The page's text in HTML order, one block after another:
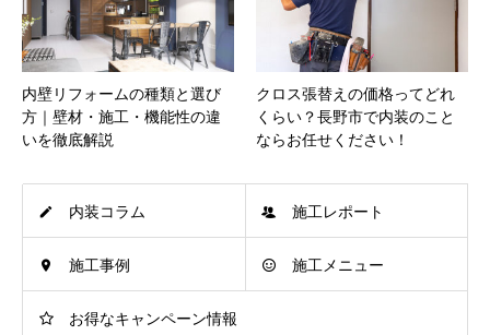
内壁リフォームの種類と選び
方｜壁材・施工・機能性の違
いを徹底解説
クロス張替えの価格ってどれ
くらい？長野市で内装のこと
ならお任せください！
内装コラム 施工レポート
施工事例 施工メニュー
お得なキャンペーン情報